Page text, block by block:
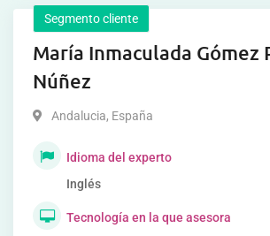
Segmento cliente
María Inmaculada Gómez
Núñez
Andalucia, España
Idioma del experto
Inglés
Tecnología en la que asesora